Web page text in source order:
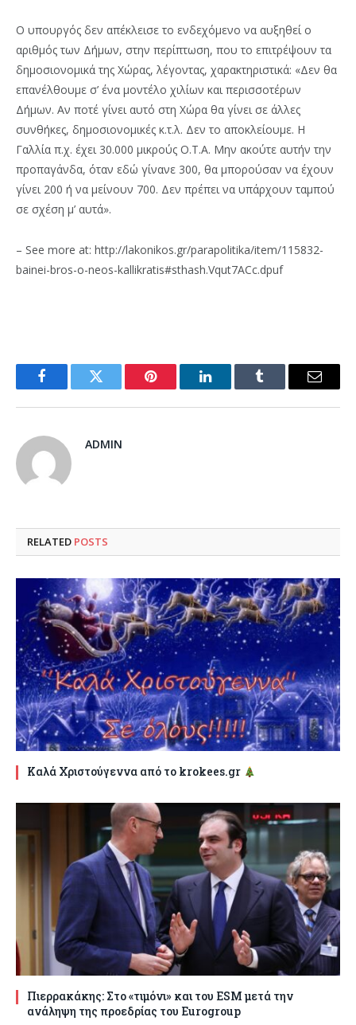
Ο υπουργός δεν απέκλεισε το ενδεχόμενο να αυξηθεί ο
αριθμός των Δήμων, στην περίπτωση, που το επιτρέψουν τα
δημοσιονομικά της Χώρας, λέγοντας, χαρακτηριστικά: «Δεν θα
επανέλθουμε σ’ ένα μοντέλο χιλίων και περισσοτέρων
Δήμων. Αν ποτέ γίνει αυτό στη Χώρα θα γίνει σε άλλες
συνθήκες, δημοσιονομικές κ.τ.λ. Δεν το αποκλείουμε. Η
Γαλλία π.χ. έχει 30.000 μικρούς Ο.Τ.Α. Μην ακούτε αυτήν την
προπαγάνδα, όταν εδώ γίνανε 300, θα μπορούσαν να έχουν
γίνει 200 ή να μείνουν 700. Δεν πρέπει να υπάρχουν ταμπού
σε σχέση μ’ αυτά».
– See more at: http://lakonikos.gr/parapolitika/item/115832-
bainei-bros-o-neos-kallikratis#sthash.Vqut7ACc.dpuf
FacebookTwitter Pinterest LinkedInTumblr Email
ADMIN
RELATED POSTS
Καλά Χριστούγεννα από το krokees.gr
Πιερρακάκης: Στο «τιμόνι» και του ESM μετά την
ανάληψη της προεδρίας του Eurogroup